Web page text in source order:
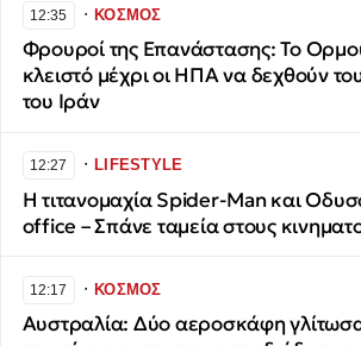
12:35 ∙ΚΟΣΜΟΣ
Φρουροί της Επανάστασης: Το
κλειστό μέχρι οι ΗΠΑ να δεχθούν
του Ιράν
12:27 ∙LIFESTYLE
Η τιτανομαχία Spider-Man και
office – Σπάνε ταμεία στους
12:17 ∙ΚΟΣΜΟΣ
Αυστραλία: Δύο αεροσκάφη